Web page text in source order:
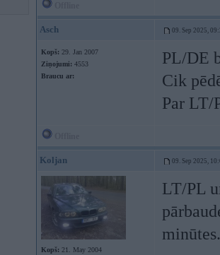
Asch 09. Sep 2025,
Kopš: 29. Jan 2007
Ziņojumi: 4553
Braucu ar:
PL/DE
Cik
Par LT/
Koljan 09. Sep 2025,
Kopš: 21. May 2004
LT/PL
minūtes.